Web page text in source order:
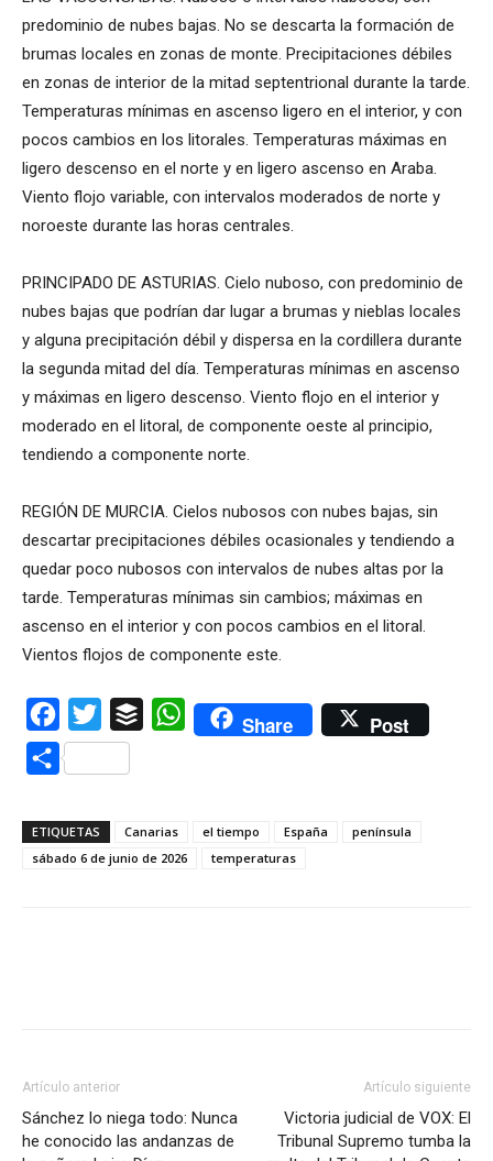
predominio de nubes bajas. No se descarta la formación de
brumas locales en zonas de monte. Precipitaciones débiles
en zonas de interior de la mitad septentrional durante la tarde.
Temperaturas mínimas en ascenso ligero en el interior, y con
pocos cambios en los litorales. Temperaturas máximas en
ligero descenso en el norte y en ligero ascenso en Araba.
Viento flojo variable, con intervalos moderados de norte y
noroeste durante las horas centrales.
PRINCIPADO DE ASTURIAS. Cielo nuboso, con predominio de
nubes bajas que podrían dar lugar a brumas y nieblas locales
y alguna precipitación débil y dispersa en la cordillera durante
la segunda mitad del día. Temperaturas mínimas en ascenso
y máximas en ligero descenso. Viento flojo en el interior y
moderado en el litoral, de componente oeste al principio,
tendiendo a componente norte.
REGIÓN DE MURCIA. Cielos nubosos con nubes bajas, sin
descartar precipitaciones débiles ocasionales y tendiendo a
quedar poco nubosos con intervalos de nubes altas por la
tarde. Temperaturas mínimas sin cambios; máximas en
ascenso en el interior y con pocos cambios en el litoral.
Vientos flojos de componente este.
Facebook
Twitter Buffer WhatsAppShare Post
Compartir
ETIQUETAS Canarias el tiempo España
península
sábado 6 de junio de 2026
temperaturas
Artículo anterior
Sánchez lo niega todo: Nunca
he conocido las andanzas de
Artículo siguiente
Victoria judicial de VOX: El
Tribunal Supremo tumba la